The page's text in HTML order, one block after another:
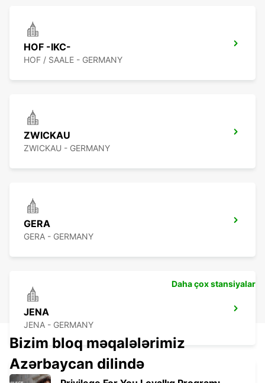
HOF -IKC-
HOF / SAALE - GERMANY
ZWICKAU
ZWICKAU - GERMANY
GERA
GERA - GERMANY
JENA
JENA - GERMANY
Daha çox stansiyalar
Bizim bloq məqalələrimiz
Azərbaycan dilində